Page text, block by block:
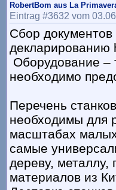
RobertBom aus La
Eintrag #3632 vom
Сбор документов
декларированию
Оборудование –
необходимо
Перечень
необходимы для
масштабах
самые
дереву, металлу,
материалов из